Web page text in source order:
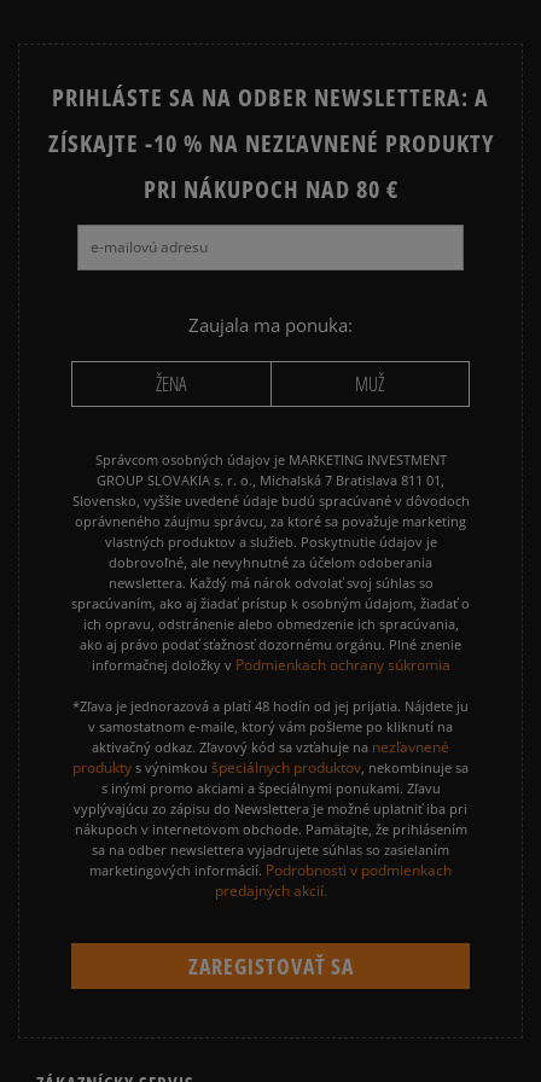
Ako zhromažďujeme recenzie?
Recenzie zákazníkov
PRIHLÁSTE SA NA ODBER NEWSLETTERA: A
ZÍSKAJTE -10 % NA NEZĽAVNENÉ PRODUKTY
PRI NÁKUPOCH NAD 80 €
Zaujala ma ponuka:
ŽENA MUŽ
Správcom osobných údajov je MARKETING INVESTMENT
GROUP SLOVAKIA s. r. o., Michalská 7 Bratislava 811 01,
Slovensko, vyššie uvedené údaje budú spracúvané v dôvodoch
oprávneného záujmu správcu, za ktoré sa považuje marketing
vlastných produktov a služieb. Poskytnutie údajov je
dobrovoľné, ale nevyhnutné za účelom odoberania
newslettera. Každý má nárok odvolať svoj súhlas so
spracúvaním, ako aj žiadať prístup k osobným údajom, žiadať o
ich opravu, odstránenie alebo obmedzenie ich spracúvania,
ako aj právo podať sťažnosť dozornému orgánu. Plné znenie
informačnej doložky v Podmienkach ochrany súkromia
*Zľava je jednorazová a platí 48 hodín od jej prijatia. Nájdete ju
v samostatnom e-maile, ktorý vám pošleme po kliknutí na
aktivačný odkaz. Zľavový kód sa vzťahuje na nezľavnené
produkty s výnimkou špeciálnych produktov, nekombinuje sa
s inými promo akciami a špeciálnymi ponukami. Zľavu
vyplývajúcu zo zápisu do Newslettera je možné uplatniť iba pri
nákupoch v internetovom obchode. Pamätajte, že prihlásením
sa na odber newslettera vyjadrujete súhlas so zasielaním
marketingových informácií. Podrobnosti v podmienkach
predajných akcií.